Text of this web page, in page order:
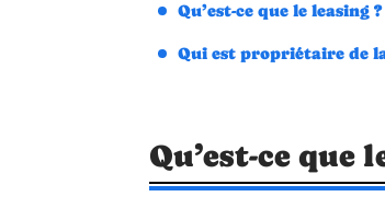
Qu’est-ce que le leasing ?
Qui est propriétaire de
Qu’est-ce que